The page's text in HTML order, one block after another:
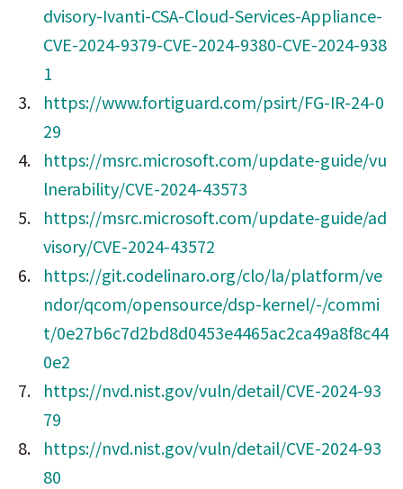
dvisory-Ivanti-CSA-Cloud-Services-Appliance-
CVE-2024-9379-CVE-2024-9380-CVE-2024-938
1
https://www.fortiguard.com/psirt/FG-IR-24-0
29
https://msrc.microsoft.com/update-guide/vu
lnerability/CVE-2024-43573
https://msrc.microsoft.com/update-guide/ad
visory/CVE-2024-43572
https://git.codelinaro.org/clo/la/platform/ve
ndor/qcom/opensource/dsp-kernel/-/commi
t/0e27b6c7d2bd8d0453e4465ac2ca49a8f8c44
0e2
https://nvd.nist.gov/vuln/detail/CVE-2024-93
79
https://nvd.nist.gov/vuln/detail/CVE-2024-93
80